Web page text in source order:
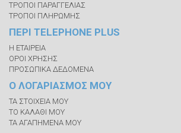
ΤΡΟΠΟΙ ΠΑΡΑΓΓΕΛΙΑΣ
ΤΡΟΠΟΙ ΠΛΗΡΩΜΗΣ
ΠΕΡΙ TELEPHONE PLUS
Η ΕΤΑΙΡΕΙΑ
ΟΡΟΙ ΧΡΗΣΗΣ
ΠΡΟΣΩΠΙΚΑ ΔΕΔΟΜΕΝΑ
Ο ΛΟΓΑΡΙΑΣΜΟΣ ΜΟΥ
ΤΑ ΣΤΟΙΧΕΙΑ ΜΟΥ
ΤΟ ΚΑΛΑΘΙ ΜΟΥ
ΤΑ ΑΓΑΠΗΜΕΝΑ ΜΟΥ